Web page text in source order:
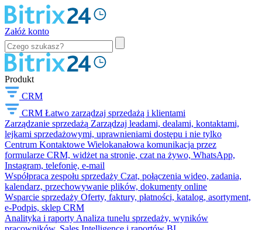
Załóż konto
Produkt
CRM
CRM Łatwo zarządzaj sprzedażą i klientami
Zarządzanie sprzedażą Zarządzaj leadami, dealami, kontaktami,
lejkami sprzedażowymi, uprawnieniami dostępu i nie tylko
Centrum Kontaktowe Wielokanałowa komunikacja przez
formularze CRM, widżet na stronie, czat na żywo, WhatsApp,
Instagram, telefonię, e-mail
Współpraca zespołu sprzedaży Czat, połączenia wideo, zadania,
kalendarz, przechowywanie plików, dokumenty online
Wsparcie sprzedaży Oferty, faktury, płatności, katalog, asortyment,
e-Podpis, sklep CRM
Analityka i raporty Analiza tunelu sprzedaży, wyników